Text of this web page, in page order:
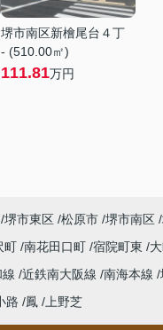
堺市南区新檜尾台４丁
- (510.00㎡)
111.81万円
堺市東区 松原市 堺市南区
町 南花田口町 宿院町東
線 近鉄南大阪線 南海本線
路 鳳 上野芝